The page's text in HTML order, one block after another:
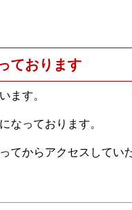
ております
ます。
なっております。
てからアクセスしてい